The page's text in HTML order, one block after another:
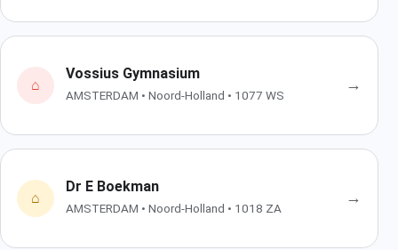
⌂
Vossius Gymnasium
AMSTERDAM • Noord-Holland • 1077 WS
→
⌂
Dr E Boekman
AMSTERDAM • Noord-Holland • 1018 ZA
→